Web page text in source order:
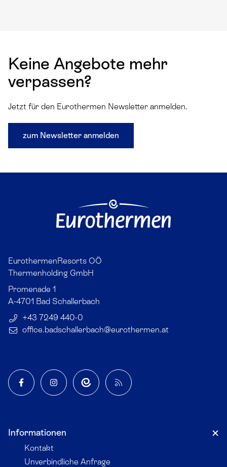
Keine Angebote mehr
verpassen?
Jetzt für den Eurothermen Newsletter anmelden.
zum Newsletter anmelden
EurothermenResorts OÖ
Thermenholding GmbH
Promenade 1
A-4701 Bad Schallerbach
+43 7249 440-0
office.badschallerbach​@eurothermen.at
FacebookInstagramApp Blog
Informationen
Kontakt
Unverbindliche Anfrage